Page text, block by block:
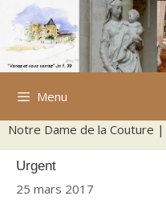
Aller
contenu
Menu
Notre Dame de la Couture |
Urgent
25 mars 2017